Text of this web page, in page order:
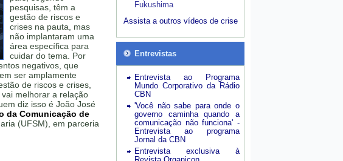
pesquisas, têm a
gestão de riscos e
crises na pauta, mas
não implantaram uma
área específica para
cuidar do tema. Por
negativos, que
ser amplamente
de riscos e crises,
melhorar a relação
diz isso é João José
da Comunicação de
(UFSM), em parceria
Fukushima
Assista a outros vídeos de crise
Entrevistas
Entrevista ao Programa
Mundo Corporativo da Rádio
CBN
'Você não sabe para onde o
governo caminha quando a
comunicação não funciona' -
Entrevista ao programa
Jornal da CBN
Entrevista exclusiva à